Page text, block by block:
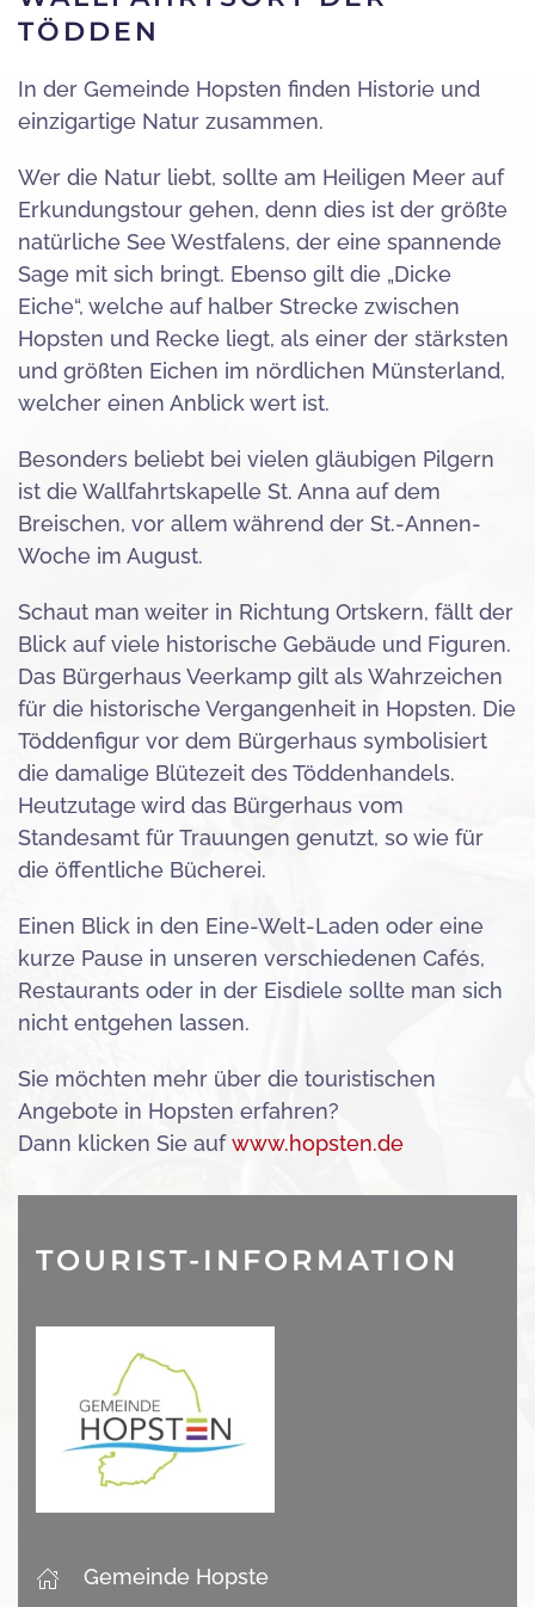
TÖDDEN
In der Gemeinde Hopsten finden Historie und
einzigartige Natur zusammen.
Wer die Natur liebt, sollte am Heiligen Meer auf
Erkundungstour gehen, denn dies ist der größte
natürliche See Westfalens, der eine spannende
Sage mit sich bringt. Ebenso gilt die „Dicke
Eiche“, welche auf halber Strecke zwischen
Hopsten und Recke liegt, als einer der stärksten
und größten Eichen im nördlichen Münsterland,
welcher einen Anblick wert ist.
Besonders beliebt bei vielen gläubigen Pilgern
ist die Wallfahrtskapelle St. Anna auf dem
Breischen, vor allem während der St.-Annen-
Woche im August.
Schaut man weiter in Richtung Ortskern, fällt der
Blick auf viele historische Gebäude und Figuren.
Das Bürgerhaus Veerkamp gilt als Wahrzeichen
für die historische Vergangenheit in Hopsten. Die
Töddenfigur vor dem Bürgerhaus symbolisiert
die damalige Blütezeit des Töddenhandels.
Heutzutage wird das Bürgerhaus vom
Standesamt für Trauungen genutzt, so wie für
die öffentliche Bücherei.
Einen Blick in den Eine-Welt-Laden oder eine
kurze Pause in unseren verschiedenen Cafés,
Restaurants oder in der Eisdiele sollte man sich
nicht entgehen lassen.
Sie möchten mehr über die touristischen
Angebote in Hopsten erfahren?
Dann klicken Sie aufwww.hopsten.de
TOURIST-INFORMATION
Gemeinde Hopste